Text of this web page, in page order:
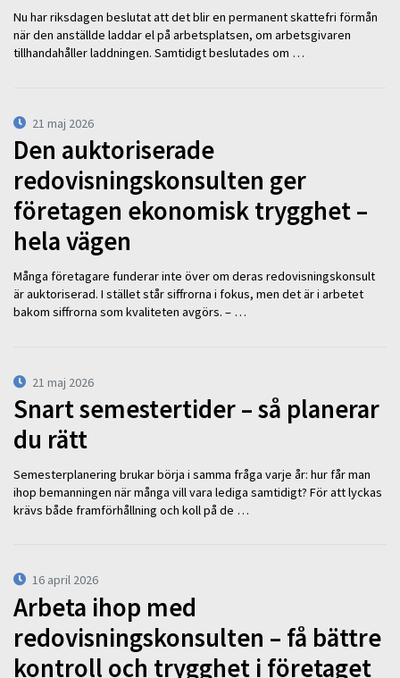
Nu har riksdagen beslutat att det blir en permanent skattefri förmån
när den anställde laddar el på arbetsplatsen, om arbetsgivaren
tillhandahåller laddningen. Samtidigt beslutades om …
21 maj 2026
Den auktoriserade
redovisningskonsulten ger
företagen ekonomisk trygghet –
hela vägen
Många företagare funderar inte över om deras redovisningskonsult
är auktoriserad. I stället står siffrorna i fokus, men det är i arbetet
bakom siffrorna som kvaliteten avgörs. – …
21 maj 2026
Snart semestertider – så planerar
du rätt
Semesterplanering brukar börja i samma fråga varje år: hur får man
ihop bemanningen när många vill vara lediga samtidigt? För att lyckas
krävs både framförhållning och koll på de …
16 april 2026
Arbeta ihop med
redovisningskonsulten – få bättre
kontroll och trygghet i företaget